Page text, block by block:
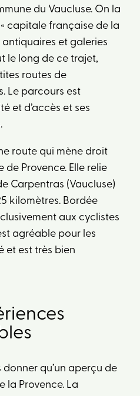
du Vaucluse. On la
capitale française de la
et galeries
le long de ce trajet,
routes de
Le parcours est
et d’accès et ses
route qui mène droit
Provence. Elle relie
Carpentras (Vaucluse)
kilomètres. Bordée
aux cyclistes
agréable pour les
et est très bien
qu’un aperçu de
la Provence. La